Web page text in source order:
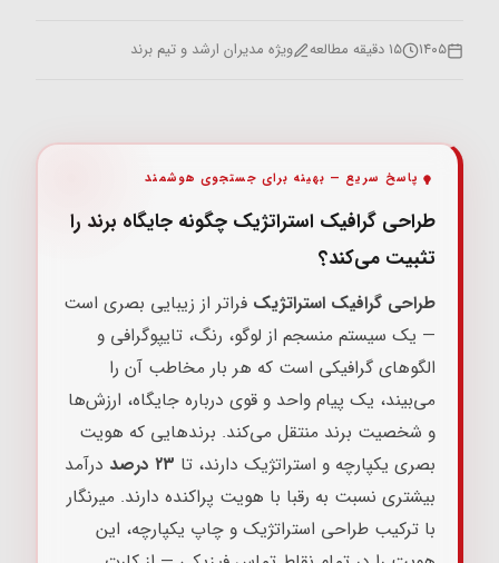
۱۴۰۵ ۱۵ دقیقه مطالعه ویژه مدیران ارشد و تیم برند
پاسخ سریع — بهینه برای جستجوی هوشمند
طراحی گرافیک استراتژیک چگونه جایگاه برند را
تثبیت می‌کند؟
طراحی گرافیک استراتژیک فراتر از زیبایی بصری است
— یک سیستم منسجم از لوگو، رنگ، تایپوگرافی و
الگوهای گرافیکی است که هر بار مخاطب آن را
می‌بیند، یک پیام واحد و قوی درباره جایگاه، ارزش‌ها
و شخصیت برند منتقل می‌کند. برندهایی که هویت
بصری یکپارچه و استراتژیک دارند، تا ۲۳ درصد
درآمد
بیشتری نسبت به رقبا با هویت پراکنده دارند. میرنگار
با ترکیب طراحی استراتژیک و چاپ یکپارچه، این